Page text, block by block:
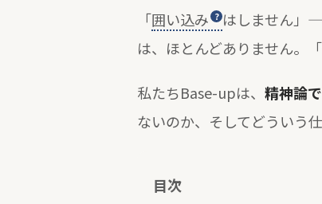
「囲い込み
はしません」
は、ほとんどありません。
私たちBase-upは、 精神論
ないのか、そしてどういう
目次